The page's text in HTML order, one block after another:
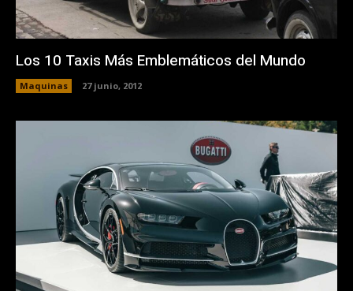
Los 10 Taxis Más Emblemáticos del Mundo
Maquinas 27 junio, 2012